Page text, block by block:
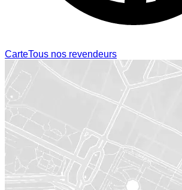
CarteTous nos revendeurs